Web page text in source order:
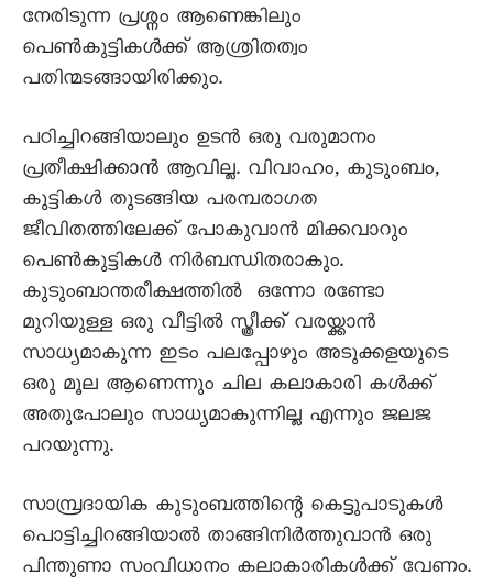
നേരിടുന്ന പ്രശ്നം ആണെങ്കിലും
പെൺകുട്ടികൾക്ക് ആശ്രിതത്വം
പതിന്മടങ്ങായിരിക്കും.
പഠിച്ചിറങ്ങിയാലും ഉടൻ ഒരു വരുമാനം
പ്രതീക്ഷിക്കാൻ ആവില്ല. വിവാഹം, കുടുംബം,
കുട്ടികൾ തുടങ്ങിയ പരമ്പരാഗത
ജീവിതത്തിലേക്ക് പോകുവാൻ മിക്കവാറും
പെൺകുട്ടികൾ നിർബന്ധിതരാകും.
കുടുംബാന്തരീക്ഷത്തിൽ ‍ ഒന്നോ രണ്ടോ
മുറിയുള്ള ഒരു വീട്ടിൽ സ്ത്രീക്ക് വരയ്ക്കാൻ
സാധ്യമാകുന്ന ഇടം പലപ്പോഴും അടുക്കളയുടെ
ഒരു മൂല ആണെന്നും ചില കലാകാരി കള്‍ക്ക്
അതുപോലും സാധ്യമാകുന്നില്ല എന്നും ജലജ
പറയുന്നു.
സാമ്പ്രദായിക കുടുംബത്തിന്റെ കെട്ടുപാടുകൾ
പൊട്ടിച്ചിറങ്ങിയാൽ താങ്ങിനിർത്തുവാൻ ഒരു
പിന്തുണാ സംവിധാനം കലാകാരികൾക്ക് വേണം.